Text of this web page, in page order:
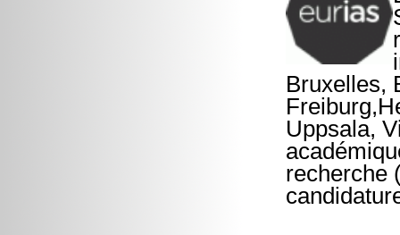
Bruxelles,
Uppsala,
recherche